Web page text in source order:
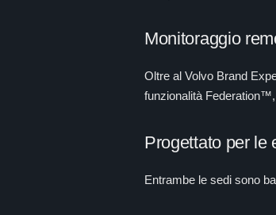
Monitoraggio
Oltre al Volvo Brand
funzionalità
Progettato per le
Entrambe le sedi sono